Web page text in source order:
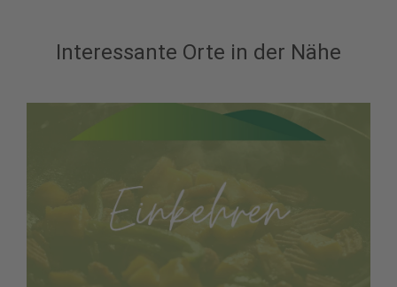
Interessante Orte in der Nähe